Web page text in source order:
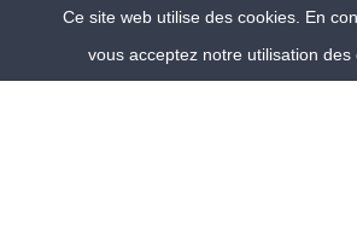
Ce site web utilise des cookies. En
vous acceptez notre utilisation des